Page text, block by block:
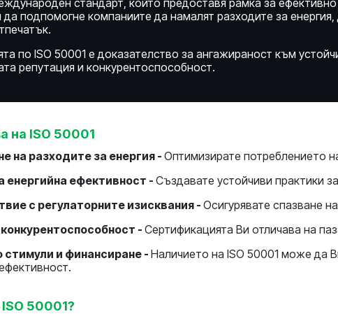
стандарт, който предоставя рамка за
да подпомогне компаниите да намалят разходите за
по ISO 50001 е доказателство за ангажираност към
репутация и конкурентоспособност.
на ISO 50001
на разходите за енергия - Оптимизирате потреблението
енергийна ефективност - Създавате устойчиви практики
с регулаторните изисквания -Осигурявате спазване
- Сертификацията Ви отличава на
и финансиране - Наличието на ISO 50001 може да
50001?